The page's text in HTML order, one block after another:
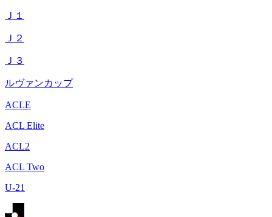
Ｊ１
Ｊ２
Ｊ３
ルヴァンカップ
ACLE
ACL Elite
ACL2
ACL Two
U-21